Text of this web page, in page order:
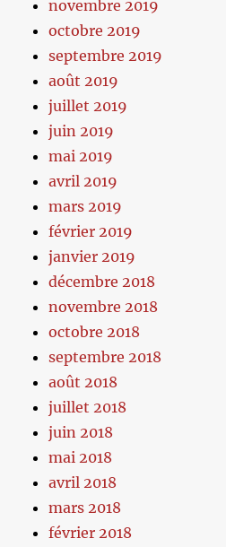
novembre 2019
octobre 2019
septembre 2019
août 2019
juillet 2019
juin 2019
mai 2019
avril 2019
mars 2019
février 2019
janvier 2019
décembre 2018
novembre 2018
octobre 2018
septembre 2018
août 2018
juillet 2018
juin 2018
mai 2018
avril 2018
mars 2018
février 2018